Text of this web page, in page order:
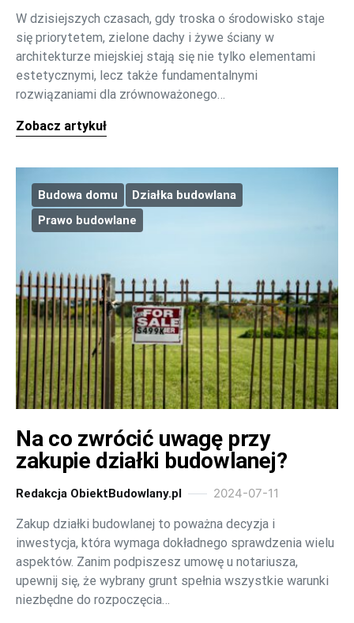
W dzisiejszych czasach, gdy troska o środowisko staje
się priorytetem, zielone dachy i żywe ściany w
architekturze miejskiej stają się nie tylko elementami
estetycznymi, lecz także fundamentalnymi
rozwiązaniami dla zrównoważonego…
Zobacz artykuł
Budowa domu
Działka budowlana
Prawo budowlane
Na co zwrócić uwagę przy
zakupie działki budowlanej?
Redakcja ObiektBudowlany.pl 2024-07-11
Zakup działki budowlanej to poważna decyzja i
inwestycja, która wymaga dokładnego sprawdzenia wielu
aspektów. Zanim podpiszesz umowę u notariusza,
upewnij się, że wybrany grunt spełnia wszystkie warunki
niezbędne do rozpoczęcia…